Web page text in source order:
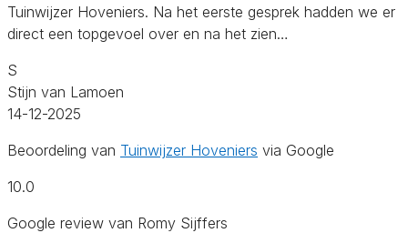
Tuinwijzer Hoveniers. Na het eerste gesprek hadden we er
direct een topgevoel over en na het zien…
S
Stijn van Lamoen
14-12-2025
Beoordeling van Tuinwijzer Hoveniers via Google
10.0
Google review van Romy Sijffers